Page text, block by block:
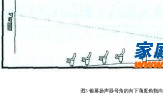
图3 银幕扬声器号角的向下商度角指向